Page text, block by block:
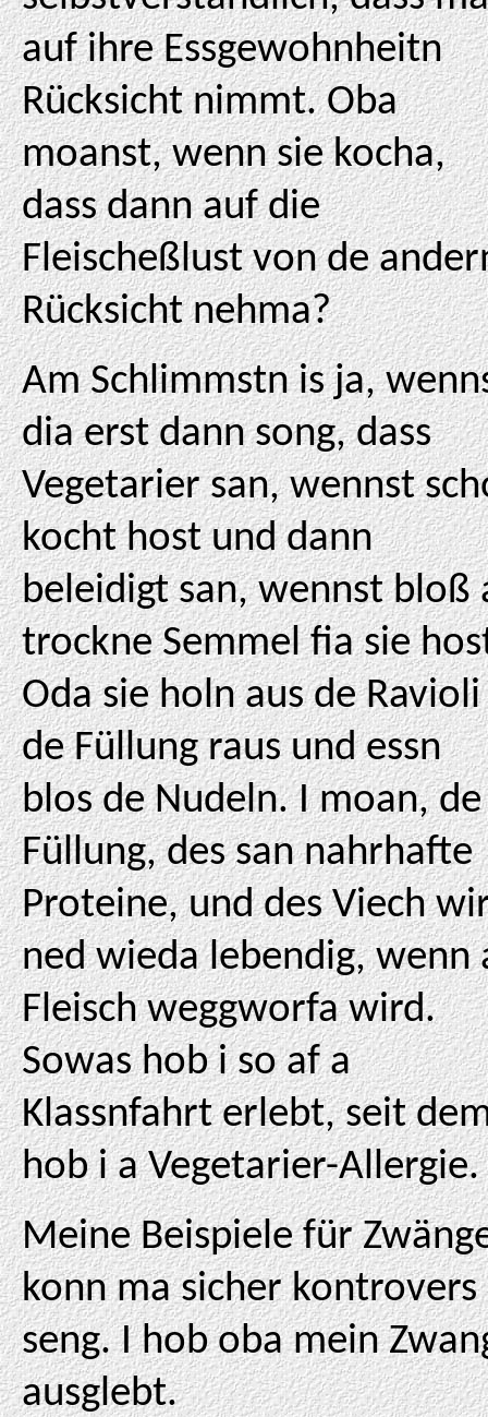
auf ihre Essgewohnheitn
Rücksicht nimmt. Oba
moanst, wenn sie kocha,
dass dann auf die
Fleischeßlust von de
Rücksicht nehma?
Am Schlimmstn is ja,
dia erst dann song, dass
Vegetarier san, wennst
kocht host und dann
beleidigt san, wennst bloß
trockne Semmel fia sie
Oda sie holn aus de Ravioli
de Füllung raus und essn
blos de Nudeln. I moan, de
Füllung, des san nahrhafte
Proteine, und des Viech
ned wieda lebendig, wenn
Fleisch weggworfa wird.
Sowas hob i so af a
Klassnfahrt erlebt, seit
hob i a Vegetarier-Allergie.
Meine Beispiele für
konn ma sicher kontrovers
seng. I hob oba mein
ausglebt.